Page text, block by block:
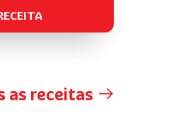
as receitas